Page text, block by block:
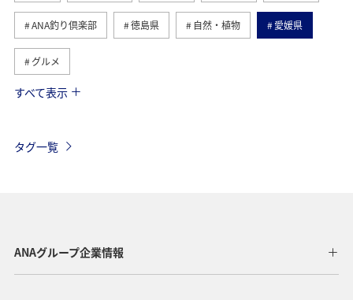
ANA釣り倶楽部 徳島県 自然・植物 愛媛県
グルメ
趣味
ワーケーション（家族） 温泉 一人旅
すべて表示
タグ一覧
ANAグループ企業情報